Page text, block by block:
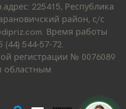
225415, Республика
район, с/с
Время работы
544-57-72.
регистрации № 0076089
областным